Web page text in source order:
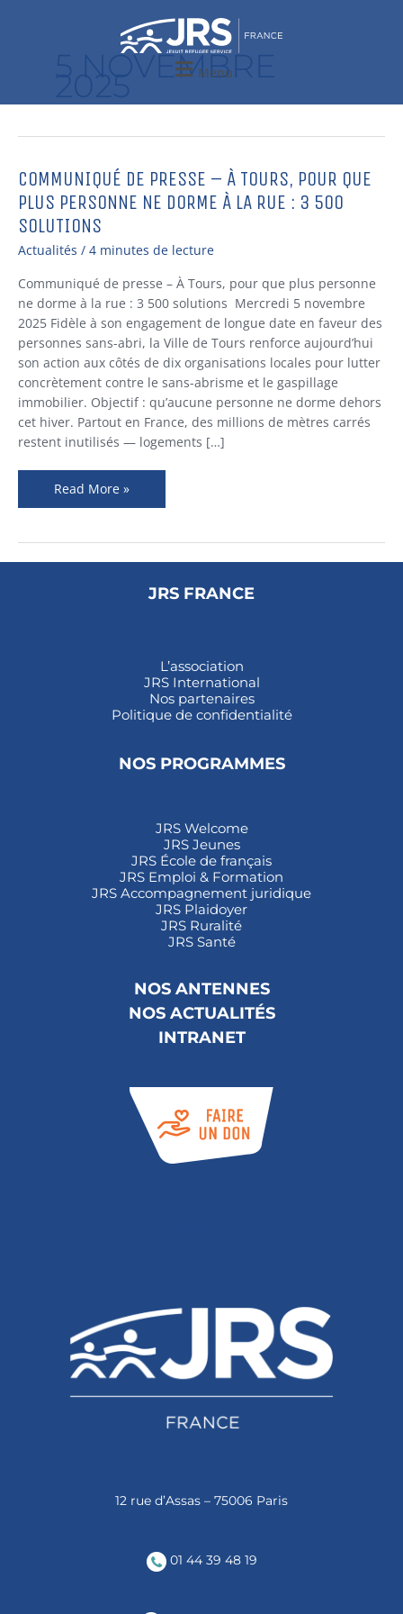
Menu
5 NOVEMBRE
COMMUNIQUÉ DE PRESSE – À TOURS, POUR QUE
PLUS PERSONNE NE DORME À LA RUE : 3 500
SOLUTIONS
Actualités / 4 minutes de lecture
Communiqué de presse – À Tours, pour que plus personne
ne dorme à la rue : 3 500 solutions Mercredi 5 novembre
2025 Fidèle à son engagement de longue date en faveur des
personnes sans-abri, la Ville de Tours renforce aujourd’hui
son action aux côtés de dix organisations locales pour lutter
concrètement contre le sans-abrisme et le gaspillage
immobilier. Objectif : qu’aucune personne ne dorme dehors
cet hiver. Partout en France, des millions de mètres carrés
restent inutilisés — logements […]
Communiqué
de
presse
–
À
Tours,
que
personne
ne
dorme
:
3
500
Read More »
JRS FRANCE
L’association
JRS International
Nos partenaires
Politique de confidentialité
NOS PROGRAMMES
JRS Welcome
JRS Jeunes
JRS École de français
JRS Emploi & Formation
JRS Accompagnement juridique
JRS Plaidoyer
JRS Ruralité
JRS Santé
NOS ANTENNES
NOS ACTUALITÉS
INTRANET
12 rue d’Assas – 75006 Paris
01 44 39 48 19